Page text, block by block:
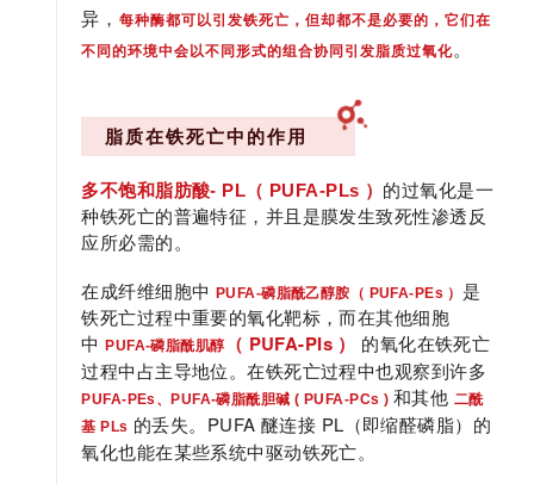
异，每种酶都可以引发铁死亡，但却都不是必要的，它们在
不同的环境中会以不同形式的组合协同引发脂质过氧化。
脂质在铁死亡中的作用
多不饱和脂肪酸- PL（ PUFA-PLs ） 的过氧化是一
种铁死亡的普遍特征，并且是膜发生致死性渗透反
应所必需的。
在成纤维细胞中 PUFA-磷脂酰乙醇胺（ PUFA-PEs ） 是
铁死亡过程中重要的氧化靶标，而在其他细胞
中PUFA-磷脂酰肌醇 （ PUFA-PIs ）
的氧化在铁死亡
过程中占主导地位。在铁死亡过程中也观察到许多
PUFA-PEs、PUFA-磷脂酰胆碱 ( PUFA-PCs ) 和其他 二酰
基 PLs 的丢失。PUFA 醚连接 PL（即缩醛磷脂）的
氧化也能在某些系统中驱动铁死亡。